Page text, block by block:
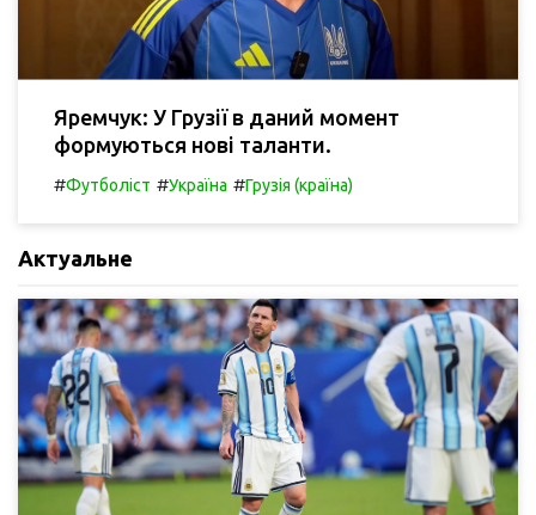
Яремчук: У Грузії в даний момент
формуються нові таланти.
#Футболіст #Україна #Грузія (країна)
Актуальне